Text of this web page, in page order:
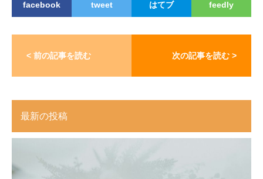
facebook tweet はてブ feedly
< 前の記事を読む 次の記事を読む >
最新の投稿